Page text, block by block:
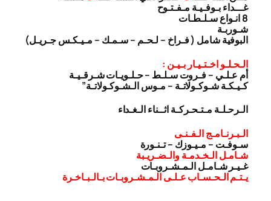
غـــداء بـوفـيـة مـفـتـوح
8 انـواع سـلـطـات
شـوربـة
البوفية شامل ( فـراخ – لـحـم – سـمـك – مـيـكـس جـريـل)
الـحـلـو اخـتـيـار بـيـن :
أم عـلـي – فـروت سـلـط – حـلـويـات شـرقـيـة
كـيـكـة شـوكـولاتـة – مـوس الـشـوكـولاتـة”
الـرحـلـة مـتـحـركـة اثــناء الـغـداء
الـبـرنـامـج الـفـنـى
سـوفـت – مـيـوزك – تـنـورة
شـامـل الـخـدمـة والـضـريـبة
غـيـر شـامـل الـمـشـروبـات
يـتـم الـحـسـاب عـلـى الـمـشـروبـات بـالـبـاخـرة